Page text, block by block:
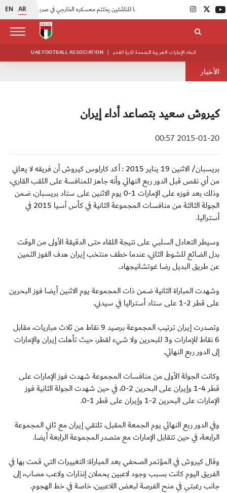
EN AR
UAE FOOTBALL ASSOCIATION | اتحاد الإمارات العربية المتحدة لكرة القدم
الأخبار
كيروش سعيد بتصاعد أداء إيران
2015-01-20 00:57
بريسبان/ الاثنين 19 يناير 2015 : أكد كارلوس كيروش أن فريقه لا يعاني
من أي نقص قبل الدور ربع النهائي وأنه جاهز للمنافسة على اللقب القاري،
وذلك بعد فوزه على الإمارات 1-0 يوم الاثنين على ستاد بريسبان، ضمن
الجولة الثالثة من منافسات المجموعة الثانية في كأس آسيا 2015 في
أستراليا.
وسيطر التعادل السلبي على نتيجة اللقاء حتى الدقيقة الأولى من الوقت
بدل الضائع للشوط الثاني، عندما خطف منتخب إيران هدف الفوز الثمين
عن طريق البديل رضا غوتشانيجهاد.
وشهدت المباراة الثانية ضمن ذات المجموعة يوم الاثنين أيضا فوز البحرين
على قطر 2-1 على ستاد أستراليا في سيدني.
وتصدرت إيران ترتيب المجموعة برصيد 9 نقاط من ثلاث مباريات، مقابل
6 نقاط للإمارات و3 للبحرين ولا شيء لقطر، حيث تأهلت إيران والإمارات
إلى الدور ربع النهائي.
وكانت الجولة الأولى من منافسات المجموعة شهدت فوز الإمارات على
قطر 4-1 وإيران على البحرين 2-0، في حين شهدت الجولة الثانية فوز
الإمارات على البحرين 2-1 وإيران على قطر 1-0.
وفي الدور ربع النهائي يوم الجمعة المقبل، تلتقي إيران مع ثاني المجموعة
الرابعة، في حين تتقابل الإمارات مع متصدر المجموعة الرابعة أيضا.
وقال كيروش في المؤتمر الصحفي بعد المباراة: التغييرات التي قمت بها في
الفريق اليوم كانت بسبب وجود لاعبين يحملان إنذارات ولاعب مصاب، إلى
جانب رغبتي في منح الفرصة لبعض اللاعبين، خاصة في خط الهجوم.